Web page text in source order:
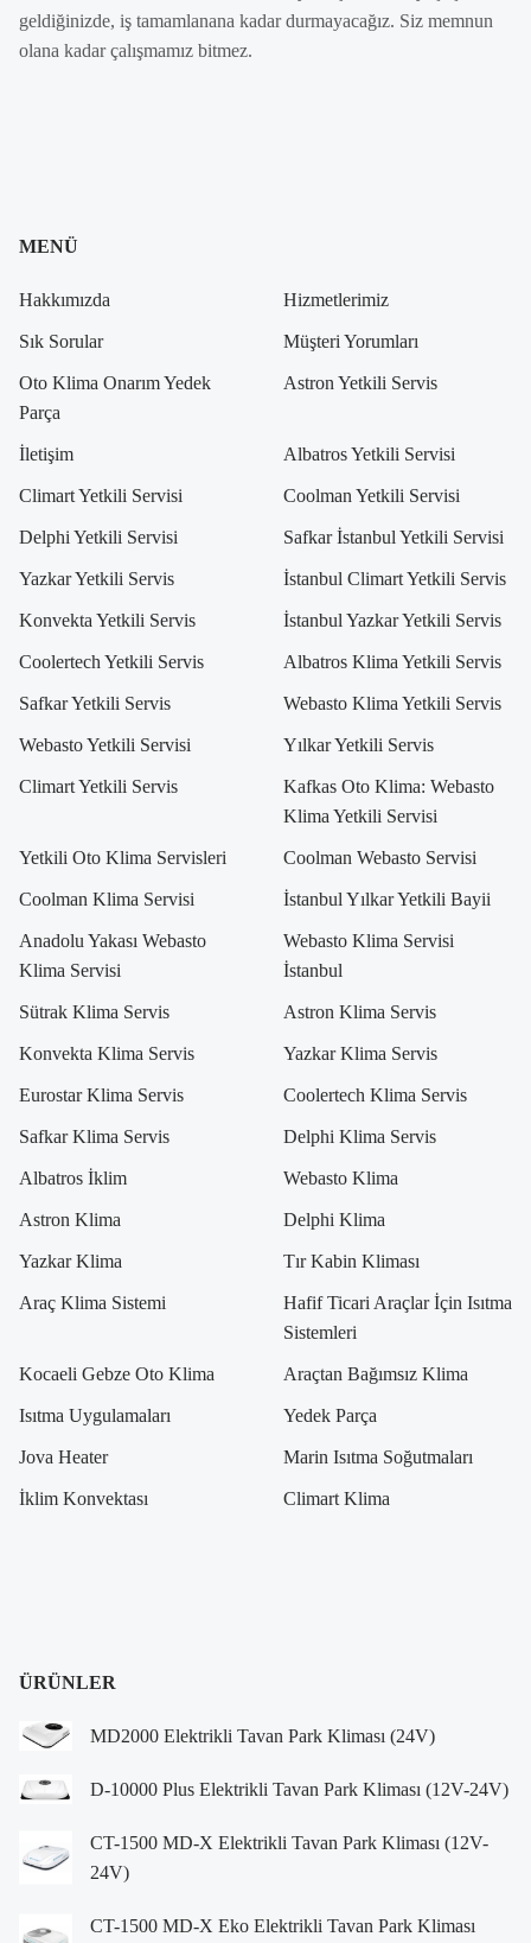
geldiğinizde, iş tamamlanana kadar durmayacağız. Siz memnun
olana kadar çalışmamız bitmez.
MENÜ
Hakkımızda Hizmetlerimiz
Sık Sorular Müşteri Yorumları
Oto Klima Onarım Yedek
Parça
Astron Yetkili Servis
İletişim Albatros Yetkili Servisi
Climart Yetkili Servisi Coolman Yetkili Servisi
Delphi Yetkili Servisi Safkar İstanbul Yetkili Servisi
Yazkar Yetkili Servis İstanbul Climart Yetkili Servis
Konvekta Yetkili Servis İstanbul Yazkar Yetkili Servis
Coolertech Yetkili Servis Albatros Klima Yetkili Servis
Safkar Yetkili Servis Webasto Klima Yetkili Servis
Webasto Yetkili Servisi Yılkar Yetkili Servis
Climart Yetkili Servis
Kafkas Oto Klima: Webasto
Klima Yetkili Servisi
Yetkili Oto Klima Servisleri Coolman Webasto Servisi
Coolman Klima Servisi İstanbul Yılkar Yetkili Bayii
Anadolu Yakası Webasto
Klima Servisi
Webasto Klima Servisi
İstanbul
Sütrak Klima Servis Astron Klima Servis
Konvekta Klima Servis Yazkar Klima Servis
Eurostar Klima Servis Coolertech Klima Servis
Safkar Klima Servis Delphi Klima Servis
Albatros İklim Webasto Klima
Astron Klima Delphi Klima
Yazkar Klima Tır Kabin Kliması
Araç Klima Sistemi
Hafif Ticari Araçlar İçin Isıtma
Sistemleri
Kocaeli Gebze Oto Klima Araçtan Bağımsız Klima
Isıtma Uygulamaları Yedek Parça
Jova Heater Marin Isıtma Soğutmaları
İklim Konvektası Climart Klima
ÜRÜNLER
MD2000 Elektrikli Tavan Park Kliması (24V)
D-10000 Plus Elektrikli Tavan Park Kliması (12V-24V)
CT-1500 MD-X Elektrikli Tavan Park Kliması (12V-
24V)
CT-1500 MD-X Eko Elektrikli Tavan Park Kliması